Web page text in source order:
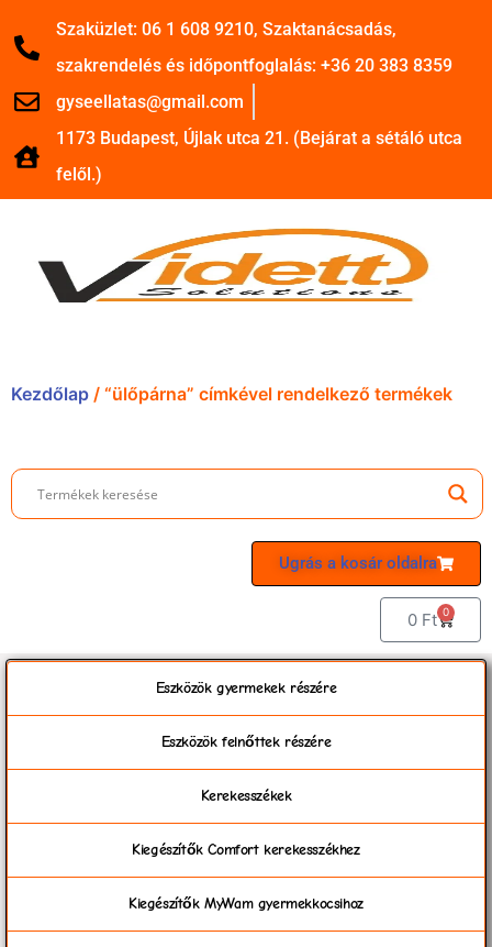
Szaküzlet: 06 1 608 9210, Szaktanácsadás,
szakrendelés és időpontfoglalás: +36 20 383 8359
gyseellatas@gmail.com
1173 Budapest, Újlak utca 21. (Bejárat a sétáló utca
felől.)
Kezdőlap / “ülőpárna” címkével rendelkező termékek
Ugrás a kosár oldalra
0 Ft 0
Eszközök gyermekek részére
Eszközök felnőttek részére
Kerekesszékek
Kiegészítők Comfort kerekesszékhez
Kiegészítők MyWam gyermekkocsihoz